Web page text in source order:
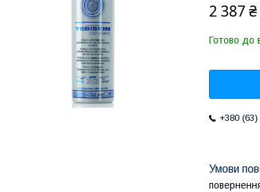
2 387 ₴
Готово до
+380